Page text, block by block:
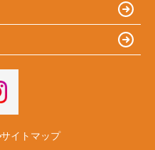
サイトマップ